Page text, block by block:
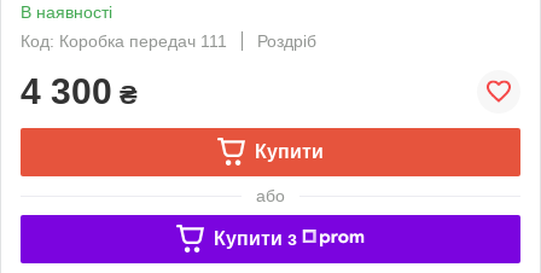
В наявності
Код: Коробка передач 111
Роздріб
4 300 ₴
Купити
або
Купити з